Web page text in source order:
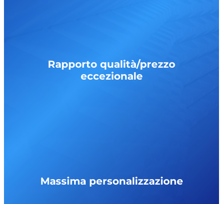
Rapporto qualità/prezzo
eccezionale
Massima personalizzazione